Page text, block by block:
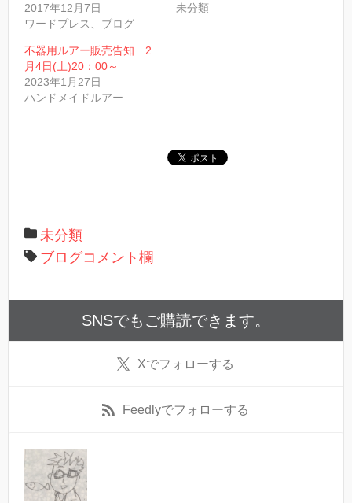
共
有
し
い
ウ
ィ
ン
ド
2017年12月7日
ワードプレス、ブログ
未分類
不器用ルアー販売告知 2
月4日(土)20：00～
2023年1月27日
ハンドメイドルアー
未分類
ブログコメント欄
SNSでもご購読できます。
Xでフォローする
Feedlyでフォローする